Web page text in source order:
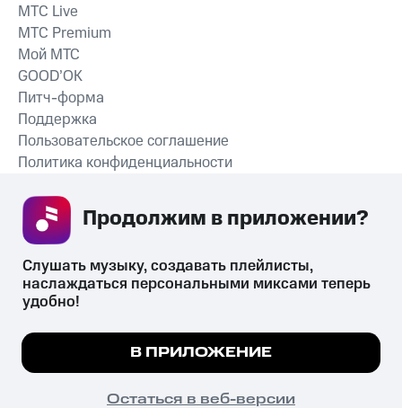
СКАЧАТЬ ПРИЛОЖЕНИЕ
MTС Live
MTС Premium
Мой МТС
GOOD’OK
Питч-форма
Поддержка
Пользовательское соглашение
Политика конфиденциальности
психотропных веществ, их аналогов причиняет вред здоровью,
их незаконный оборот запрещён и влечёт установленную
законодательством ответственность.
© 2026 ООО «КИОН».
Мы используем куки, чтобы на сайте все
Подробнее
ПОНЯТНО
Слушать музыку, создавать плейлисты,
наслаждаться персональными миксами теперь
удобно!
В ПРИЛОЖЕНИЕ
Остаться в веб-версии